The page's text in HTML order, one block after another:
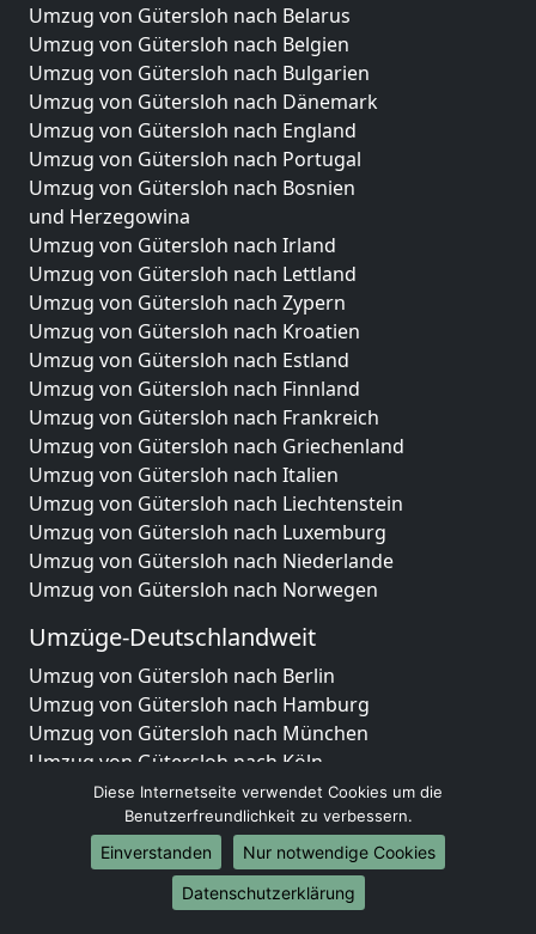
Umzug von Gütersloh nach Belarus
Umzug von Gütersloh nach Belgien
Umzug von Gütersloh nach Bulgarien
Umzug von Gütersloh nach Dänemark
Umzug von Gütersloh nach England
Umzug von Gütersloh nach Portugal
Umzug von Gütersloh nach Bosnien
und Herzegowina
Umzug von Gütersloh nach Irland
Umzug von Gütersloh nach Lettland
Umzug von Gütersloh nach Zypern
Umzug von Gütersloh nach Kroatien
Umzug von Gütersloh nach Estland
Umzug von Gütersloh nach Finnland
Umzug von Gütersloh nach Frankreich
Umzug von Gütersloh nach Griechenland
Umzug von Gütersloh nach Italien
Umzug von Gütersloh nach Liechtenstein
Umzug von Gütersloh nach Luxemburg
Umzug von Gütersloh nach Niederlande
Umzug von Gütersloh nach Norwegen
Umzüge-Deutschlandweit
Umzug von Gütersloh nach Berlin
Umzug von Gütersloh nach Hamburg
Umzug von Gütersloh nach München
Umzug von Gütersloh nach Köln
Umzug von Gütersloh nach Frankfurt am Main
Umzug von Gütersloh nach Stuttgart
Umzug von Gütersloh nach Düsseldorf
Umzug von Gütersloh nach Leipzig
Umzug von Gütersloh nach Dortmund
Diese Internetseite verwendet Cookies um die
Benutzerfreundlichkeit zu verbessern.
Einverstanden
Nur notwendige Cookies
Datenschutzerklärung